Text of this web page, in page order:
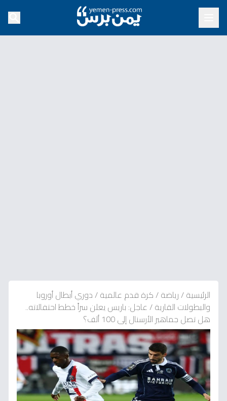
الرئيسية/رياضة/كرة قدم عالمية/دوري أبطال أوروبا
والبطولات القارية/عاجل: باريس يعلن سراً خطط احتفالاته..
هل تصل جماهير الأرسنال إلى 100 ألف؟